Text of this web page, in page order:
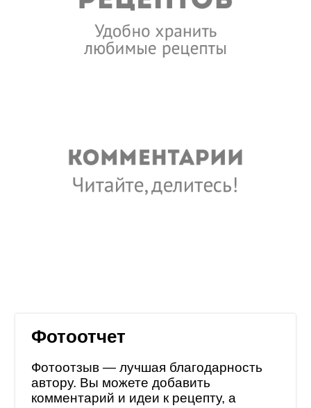
Фотоотчет
Фотоотзыв — лучшая благодарность
автору. Вы можете добавить
комментарий и идеи к рецепту, а